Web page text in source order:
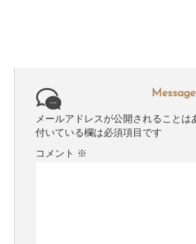
Message
メールアドレスが公開されることは
付いている欄は必須項目です
コメント ※